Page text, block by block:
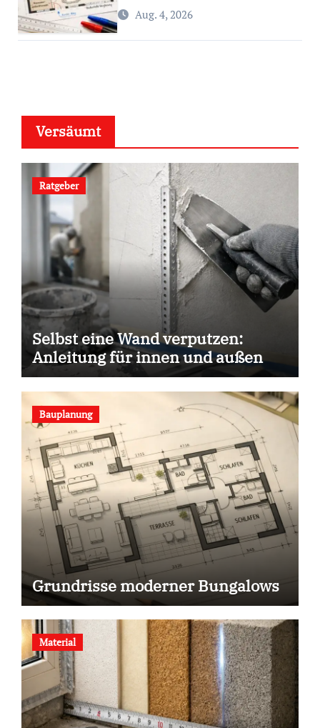
Aug. 4, 2026
Versäumt
Ratgeber
Selbst eine Wand verputzen:
Anleitung für innen und außen
Bauplanung
Grundrisse moderner Bungalows
Material